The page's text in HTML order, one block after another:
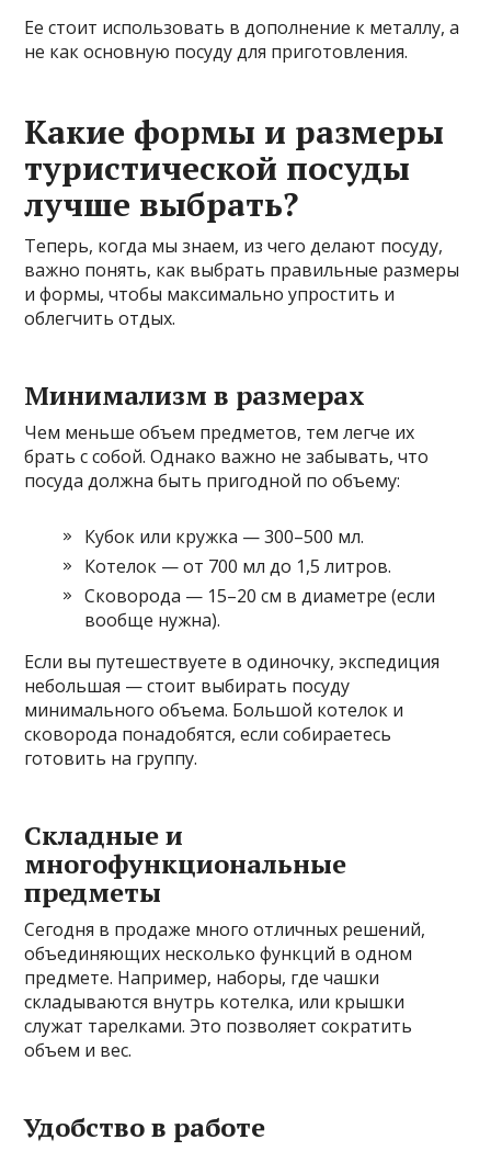
Ее стоит использовать в дополнение к металлу, а
не как основную посуду для приготовления.
Какие формы и размеры
туристической посуды
лучше выбрать?
Теперь, когда мы знаем, из чего делают посуду,
важно понять, как выбрать правильные размеры
и формы, чтобы максимально упростить и
облегчить отдых.
Минимализм в размерах
Чем меньше объем предметов, тем легче их
брать с собой. Однако важно не забывать, что
посуда должна быть пригодной по объему:
Кубок или кружка — 300–500 мл.
Котелок — от 700 мл до 1,5 литров.
Сковорода — 15–20 см в диаметре (если
вообще нужна).
Если вы путешествуете в одиночку, экспедиция
небольшая — стоит выбирать посуду
минимального объема. Большой котелок и
сковорода понадобятся, если собираетесь
готовить на группу.
Складные и
многофункциональные
предметы
Сегодня в продаже много отличных решений,
объединяющих несколько функций в одном
предмете. Например, наборы, где чашки
складываются внутрь котелка, или крышки
служат тарелками. Это позволяет сократить
объем и вес.
Удобство в работе